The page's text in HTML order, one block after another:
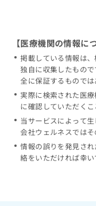
【医療機関の情報に
掲載している情報は
独自に収集したもの
全に保証するものでは
実際に検索された医
に確認していただくこ
当サービスによって
会社ウェルネスでは
情報の誤りを発見さ
絡をいただければ幸い